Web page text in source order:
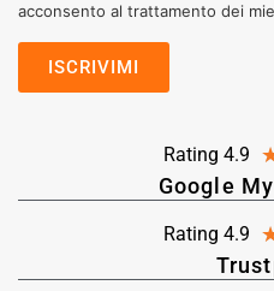
acconsento al trattamento dei
Rating 4.9
Google
Rating 4.9